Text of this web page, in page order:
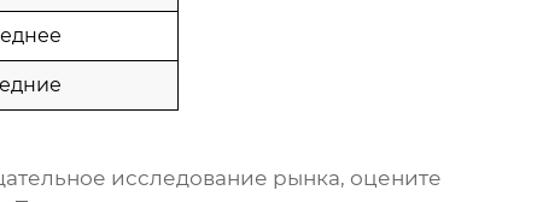
исследование рынка, оцените